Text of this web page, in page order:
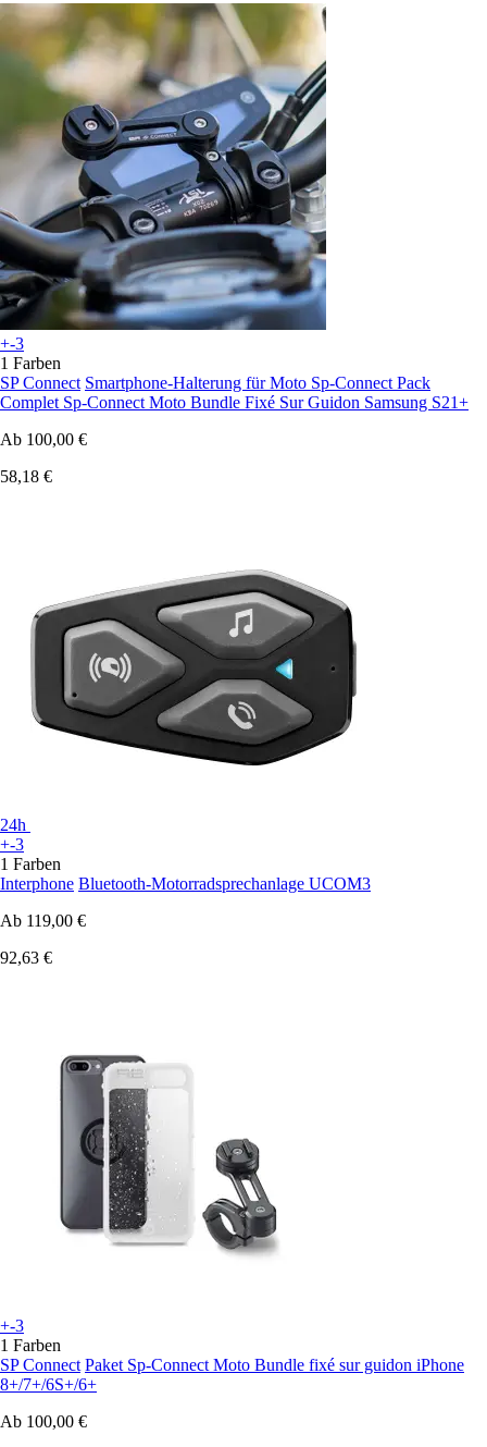
+-3
1 Farben
SP Connect Smartphone-Halterung für Moto Sp-Connect Pack
Complet Sp-Connect Moto Bundle Fixé Sur Guidon Samsung S21+
Ab 100,00 €
58,18 €
24h
+-3
1 Farben
Interphone Bluetooth-Motorradsprechanlage UCOM3
Ab 119,00 €
92,63 €
+-3
1 Farben
SP Connect Paket Sp-Connect Moto Bundle fixé sur guidon iPhone
8+/7+/6S+/6+
Ab 100,00 €